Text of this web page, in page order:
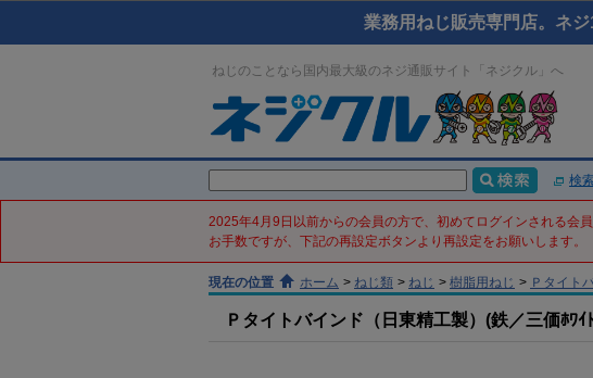
業務用ねじ販売専門店。ネ
ねじのことなら国内最大級のネジ通販サイト「ネジクル」へ
検
2025年4月9日以前からの会員の方で、初めてログインされる会
お手数ですが、下記の再設定ボタンより再設定をお願いします。
現在の位置 ホーム > ねじ類 > ねじ > 樹脂用ねじ > Ｐタイト
Ｐタイトバインド（日東精工製）(鉄／三価ﾎﾜｲ